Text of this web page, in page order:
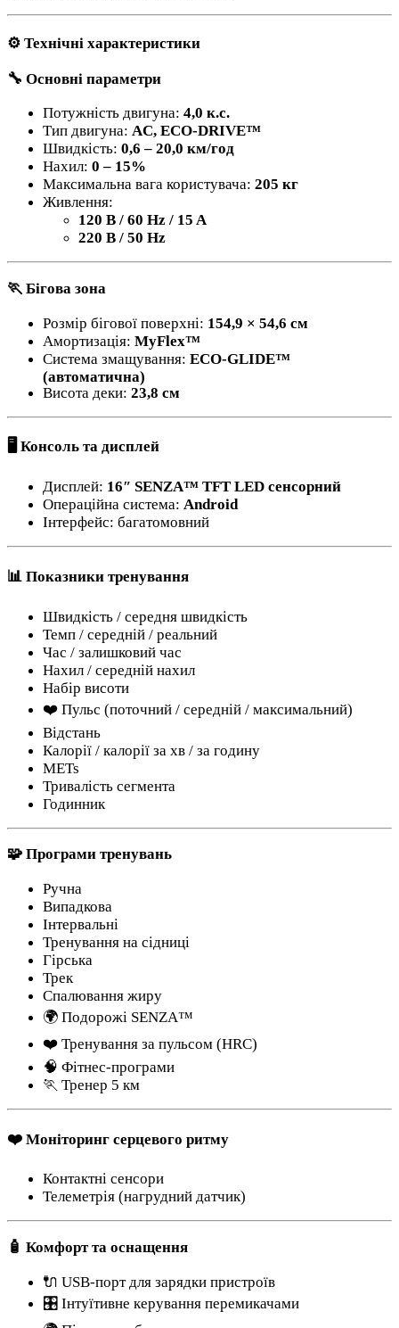
⚙️ Технічні характеристики
🔧 Основні параметри
Потужність двигуна: 4,0 к.с.
Тип двигуна: AC, ECO-DRIVE™
Швидкість: 0,6 – 20,0 км/год
Нахил: 0 – 15%
Максимальна вага користувача: 205 кг
Живлення:
120 В / 60 Hz / 15 A
220 В / 50 Hz
🏃 Бігова зона
Розмір бігової поверхні: 154,9 × 54,6 см
Амортизація: MyFlex™
Система змащування: ECO-GLIDE™
(автоматична)
Висота деки: 23,8 см
🖥️ Консоль та дисплей
Дисплей: 16″ SENZA™ TFT LED сенсорний
Операційна система: Android
Інтерфейс: багатомовний
📊 Показники тренування
Швидкість / середня швидкість
Темп / середній / реальний
Час / залишковий час
Нахил / середній нахил
Набір висоти
❤️ Пульс (поточний / середній / максимальний)
Відстань
Калорії / калорії за хв / за годину
METs
Тривалість сегмента
Годинник
🧩 Програми тренувань
Ручна
Випадкова
Інтервальні
Тренування на сідниці
Гірська
Трек
Спалювання жиру
🌍 Подорожі SENZA™
❤️ Тренування за пульсом (HRC)
🧠 Фітнес-програми
🏃 Тренер 5 км
❤️ Моніторинг серцевого ритму
Контактні сенсори
Телеметрія (нагрудний датчик)
🧴 Комфорт та оснащення
🔌 USB-порт для зарядки пристроїв
🎛️ Інтуїтивне керування перемикачами